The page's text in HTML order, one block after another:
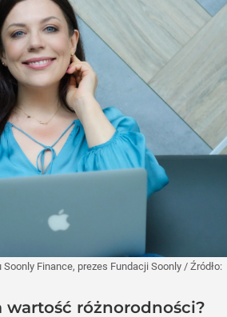
Soonly Finance, prezes Fundacji Soonly / Źródło:
wartość różnorodności?